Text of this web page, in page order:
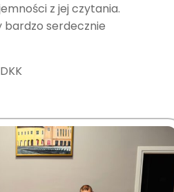
z jej czytania.
serdecznie